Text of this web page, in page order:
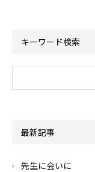
キーワード検索
最新記事
先生に会いに